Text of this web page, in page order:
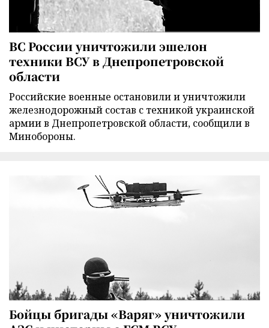
ВС России уничтожили эшелон
техники ВСУ в Днепропетровской
области
Российские военные остановили и уничтожили
железнодорожный состав с техникой украинской
армии в Днепропетровской области, сообщили в
Минобороны.
Бойцы бригады «Варяг» уничтожили